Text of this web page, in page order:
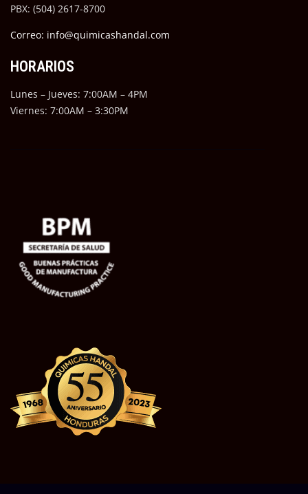
PBX: (504) 2617-8700
Correo: info@quimicashandal.com
HORARIOS
Lunes – Jueves: 7:00AM – 4PM
Viernes: 7:00AM – 3:30PM